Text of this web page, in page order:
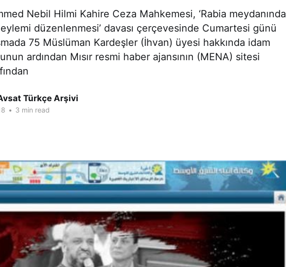
Nebil Hilmi Kahire Ceza Mahkemesi, ‘Rabia meydanında
düzenlenmesi’ davası çerçevesinde Cumartesi günü
75 Müslüman Kardeşler (İhvan) üyesi hakkında idam
ardından Mısır resmi haber ajansının (MENA) sitesi
Türkçe Arşivi
• 3 min read